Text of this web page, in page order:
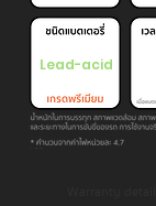
Lead-acid